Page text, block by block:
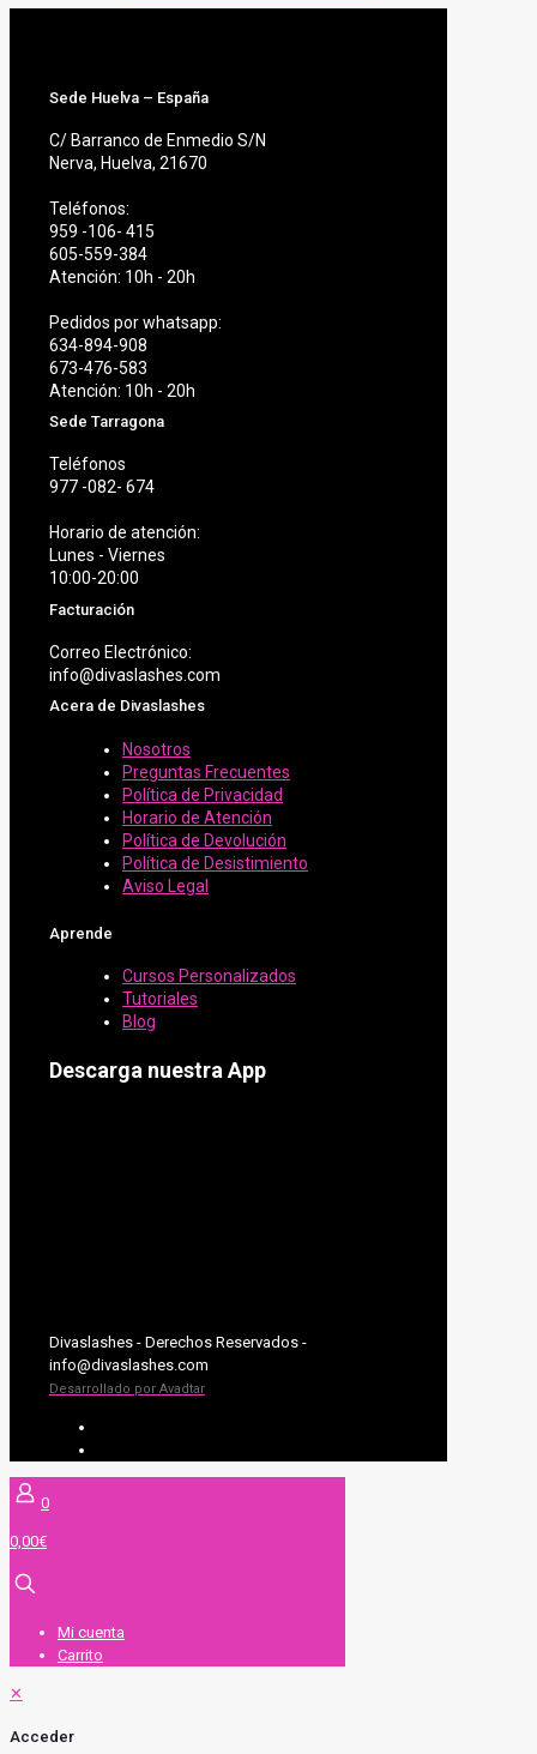
Sede Huelva – España
C/ Barranco de Enmedio S/N
Nerva, Huelva, 21670
Teléfonos:
959 -106- 415
605-559-384
Atención: 10h - 20h
Pedidos por whatsapp:
634-894-908
673-476-583
Atención: 10h - 20h
Sede Tarragona
Teléfonos
977 -082- 674
Horario de atención:
Lunes - Viernes
10:00-20:00
Facturación
Correo Electrónico:
info@divaslashes.com
Acera de Divaslashes
Nosotros
Preguntas Frecuentes
Política de Privacidad
Horario de Atención
Política de Devolución
Política de Desistimiento
Aviso Legal
Aprende
Cursos Personalizados
Tutoriales
Blog
Descarga nuestra App
Divaslashes - Derechos Reservados -
info@divaslashes.com
Desarrollado por Avadtar
0
0,00€
Mi cuenta
Carrito
✕
Acceder